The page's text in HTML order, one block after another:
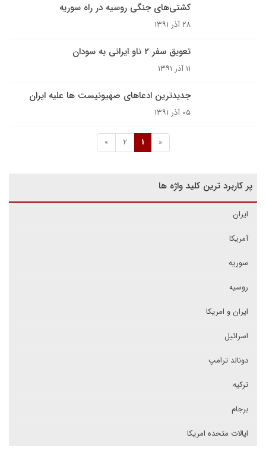
کشتی‌های جنگی روسیه در راه سوریه
۲۸ آذر ۱۳۹۱
تعویق سفر ۲ ناو ایرانی به سودان
۱۱ آذر ۱۳۹۱
جدیدترین ادعاهای صهیونیست ها علیه ایران
۰۵ آذر ۱۳۹۱
«
1
2
»
پر کاربرد ترین کلید واژه ها
ایران
آمریکا
سوریه
روسیه
ایران و امریکا
اسرائیل
دونالد ترامپ
ترکیه
برجام
ایالات متحده امریکا